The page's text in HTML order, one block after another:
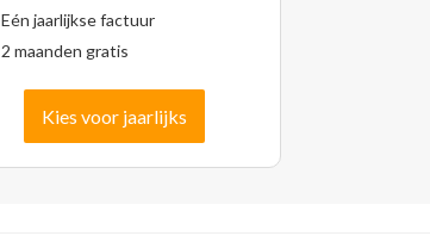
Eén jaarlijkse factuur
2 maanden gratis
Kies voor jaarlijks